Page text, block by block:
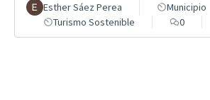
Esther Sáez Perea
Municipio
Turismo Sostenible
0